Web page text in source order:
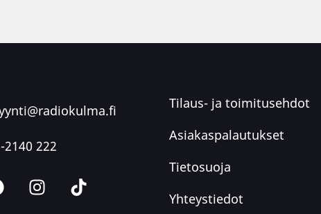
2140 222
Tilaus- ja toimitusehdot
Asiakaspalautukset
Tietosuoja
Yhteystiedot